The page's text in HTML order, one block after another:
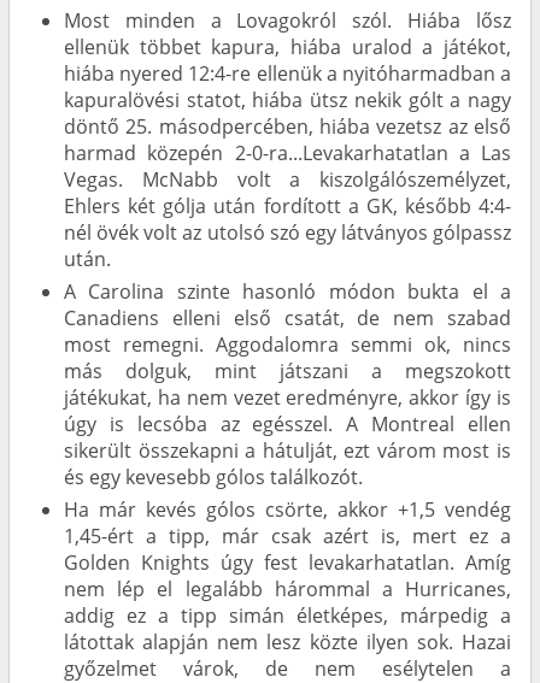
Most minden a Lovagokról szól. Hiába lősz
ellenük többet kapura, hiába uralod a játékot,
hiába nyered 12:4-re ellenük a nyitóharmadban a
kapuralövési statot, hiába ütsz nekik gólt a nagy
döntő 25. másodpercében, hiába vezetsz az első
harmad közepén 2-0-ra...Levakarhatatlan a Las
Vegas. McNabb volt a kiszolgálószemélyzet,
Ehlers két gólja után fordított a GK, később 4:4-
nél övék volt az utolsó szó egy látványos gólpassz
után.
A Carolina szinte hasonló módon bukta el a
Canadiens elleni első csatát, de nem szabad
most remegni. Aggodalomra semmi ok, nincs
más dolguk, mint játszani a megszokott
játékukat, ha nem vezet eredményre, akkor így is
úgy is lecsóba az egésszel. A Montreal ellen
sikerült összekapni a hátulját, ezt várom most is
és egy kevesebb gólos találkozót.
Ha már kevés gólos csörte, akkor +1,5 vendég
1,45-ért a tipp, már csak azért is, mert ez a
Golden Knights úgy fest levakarhatatlan. Amíg
nem lép el legalább hárommal a Hurricanes,
addig ez a tipp simán életképes, márpedig a
látottak alapján nem lesz közte ilyen sok. Hazai
győzelmet várok, de nem esélytelen a